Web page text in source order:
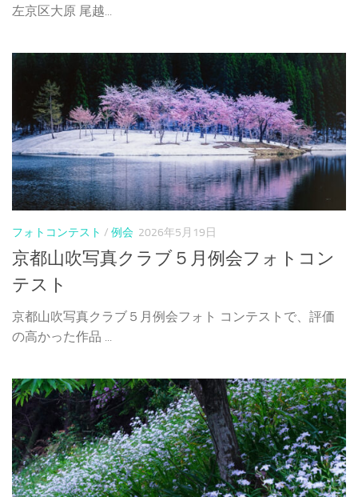
左京区大原 尾越...
フォトコンテスト / 例会 2026年5月19日
京都山吹写真クラブ５月例会フォトコン
テスト
京都山吹写真クラブ５月例会フォト コンテストで、評価
の高かった作品 ...